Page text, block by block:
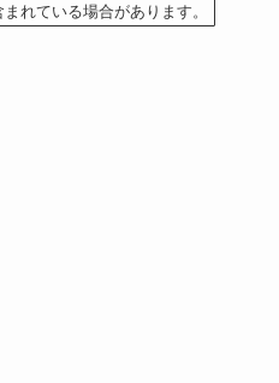
れている場合があります。